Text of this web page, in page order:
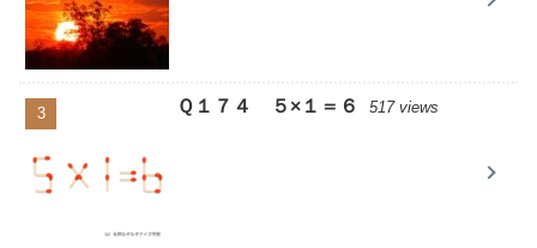
Ｑ１７４ ５×１＝６ 517 views